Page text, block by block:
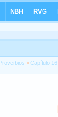
Proverbios >Capítulo 16